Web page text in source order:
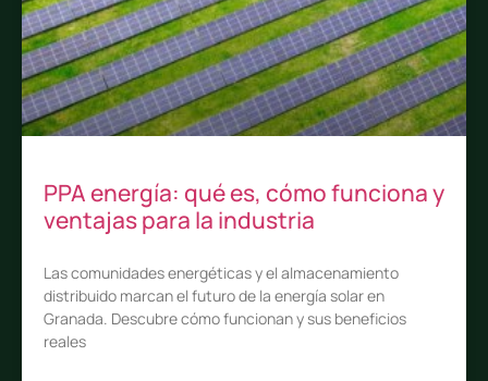
PPA energía: qué es, cómo funciona y
ventajas para la industria
Las comunidades energéticas y el almacenamiento
distribuido marcan el futuro de la energía solar en
Granada. Descubre cómo funcionan y sus beneficios
reales